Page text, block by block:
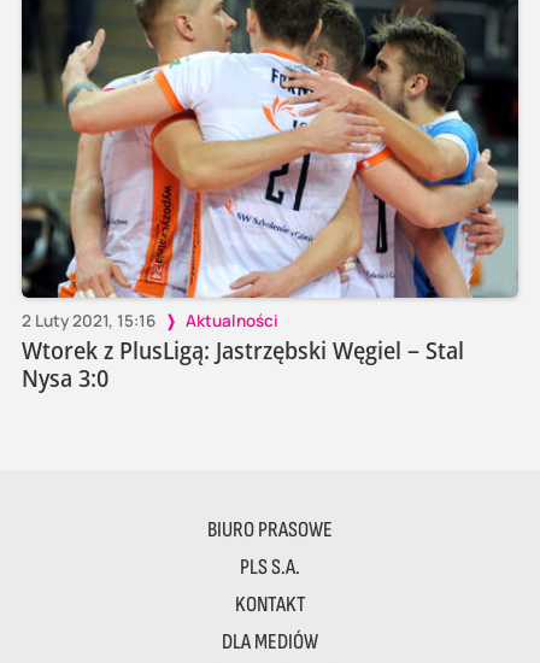
2 Luty 2021, 15:16 Aktualności
Wtorek z PlusLigą: Jastrzębski Węgiel – Stal
Nysa 3:0
BIURO PRASOWE
PLS S.A.
KONTAKT
DLA MEDIÓW